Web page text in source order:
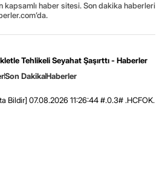
kapsamlı haber sitesi. Son dakika haberleri
Tehlikeli Seyahat Şaşırttı - Haberler
Son DakikaHaberler
Bildir] 07.08.2026 11:26:44 #.0.3# .HCFOK.